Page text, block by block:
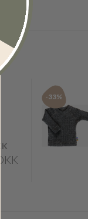
DKK
-33%